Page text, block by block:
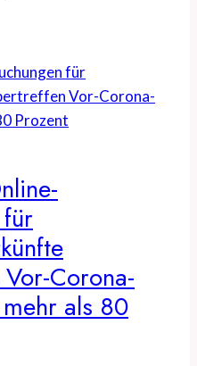
Corona-
als 80